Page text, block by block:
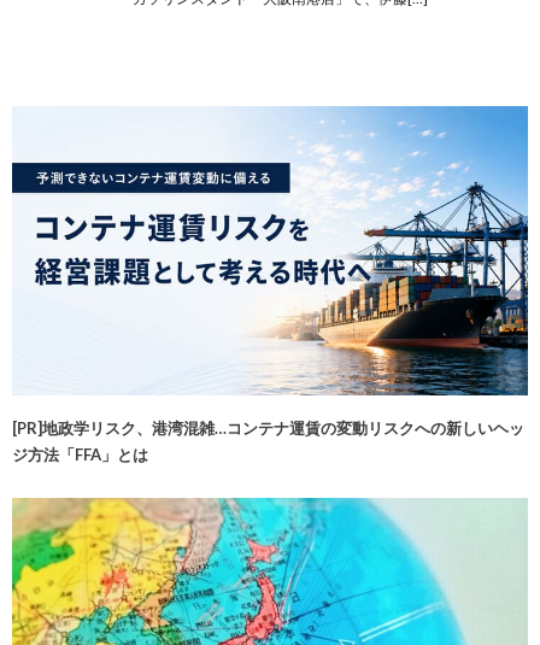
[PR]地政学リスク、港湾混雑…コンテナ運賃の変動リスクへの新しいヘッ
ジ方法「FFA」とは